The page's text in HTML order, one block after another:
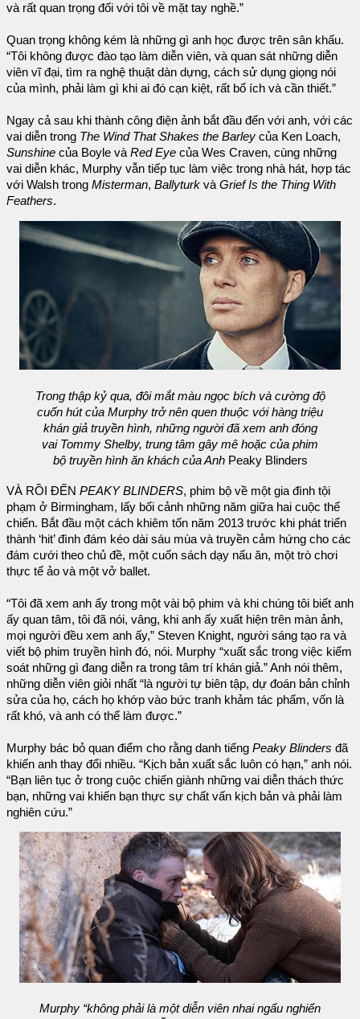
và rất quan trọng đối với tôi về mặt tay nghề.”
Quan trọng không kém là những gì anh học được trên sân khấu.
“Tôi không được đào tạo làm diễn viên, và quan sát những diễn
viên vĩ đại, tìm ra nghệ thuật dàn dựng, cách sử dụng giọng nói
của mình, phải làm gì khi ai đó cạn kiệt, rất bổ ích và cần thiết.”
Ngay cả sau khi thành công điện ảnh bắt đầu đến với anh, với các
vai diễn trong The Wind That Shakes the Barley của Ken Loach,
Sunshine của Boyle và Red Eye của Wes Craven, cùng những
vai diễn khác, Murphy vẫn tiếp tục làm việc trong nhà hát, hợp tác
với Walsh trong Misterman, Ballyturk và Grief Is the Thing With
Feathers.
Trong thập kỷ qua, đôi mắt màu ngọc bích và cường độ
cuốn hút của Murphy trở nên quen thuộc với hàng triệu
khán giả truyền hình, những người đã xem anh đóng
vai Tommy Shelby, trung tâm gây mê hoặc của phim
bộ truyền hình ăn khách của Anh Peaky Blinders
VÀ RỒI ĐẾN PEAKY BLINDERS, phim bộ về một gia đình tội
phạm ở Birmingham, lấy bối cảnh những năm giữa hai cuộc thế
chiến. Bắt đầu một cách khiêm tốn năm 2013 trước khi phát triển
thành ‘hit’ đình đám kéo dài sáu mùa và truyền cảm hứng cho các
đám cưới theo chủ đề, một cuốn sách dạy nấu ăn, một trò chơi
thực tế ảo và một vở ballet.
“Tôi đã xem anh ấy trong một vài bộ phim và khi chúng tôi biết anh
ấy quan tâm, tôi đã nói, vâng, khi anh ấy xuất hiện trên màn ảnh,
mọi người đều xem anh ấy,” Steven Knight, người sáng tạo ra và
viết bộ phim truyền hình đó, nói. Murphy “xuất sắc trong việc kiểm
soát những gì đang diễn ra trong tâm trí khán giả.” Anh nói thêm,
những diễn viên giỏi nhất “là người tự biên tập, dự đoán bản chỉnh
sửa của họ, cách họ khớp vào bức tranh khảm tác phẩm, vốn là
rất khó, và anh có thể làm được.”
Murphy bác bỏ quan điểm cho rằng danh tiếng Peaky Blinders đã
khiến anh thay đổi nhiều. “Kịch bản xuất sắc luôn có hạn,” anh nói.
“Bạn liên tục ở trong cuộc chiến giành những vai diễn thách thức
bạn, những vai khiến bạn thực sự chất vấn kịch bản và phải làm
nghiên cứu.”
Murphy “không phải là một diễn viên nhai ngấu nghiến